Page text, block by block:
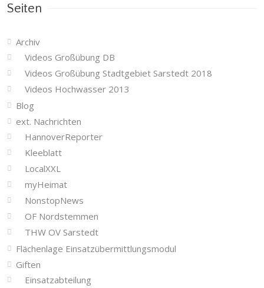
Seiten
Archiv
Videos Großübung DB
Videos Großübung Stadtgebiet Sarstedt 2018
Videos Hochwasser 2013
Blog
ext. Nachrichten
HannoverReporter
Kleeblatt
LocalXXL
myHeimat
NonstopNews
OF Nordstemmen
THW OV Sarstedt
Flächenlage Einsatzübermittlungsmodul
Giften
Einsatzabteilung